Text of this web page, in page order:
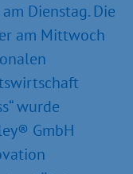
Dienstag. Die
am Mittwoch
wurde
GmbH